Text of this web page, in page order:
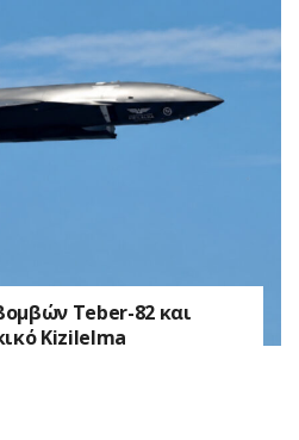
Teber-82 και
Kizilelma